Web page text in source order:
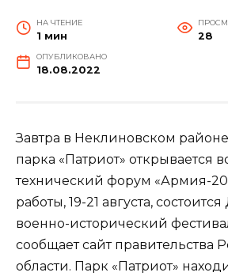
НА ЧТЕНИЕ
1 мин 28
ОПУБЛИКОВАНО
18.08.2022
Завтра в Неклиновском
парка «Патриот» открывается
технический форум «Армия-
работы, 19-21 августа,
военно-исторический
сообщает сайт правительства
области. Парк «Патриот»